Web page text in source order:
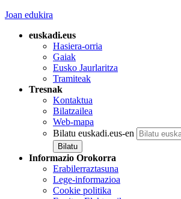
Joan edukira
euskadi.eus
Hasiera-orria
Gaiak
Eusko Jaurlaritza
Tramiteak
Tresnak
Kontaktua
Bilatzailea
Web-mapa
Bilatu euskadi.eus-en
Informazio Orokorra
Erabilerraztasuna
Lege-informazioa
Cookie politika